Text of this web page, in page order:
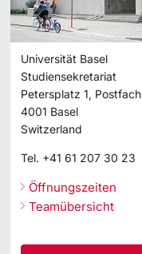
Universität Basel
Studiensekretariat
Petersplatz 1, Postfach
4001 Basel
Switzerland
Tel. +41 61 207 30 23
Öffnungszeiten
Teamübersicht